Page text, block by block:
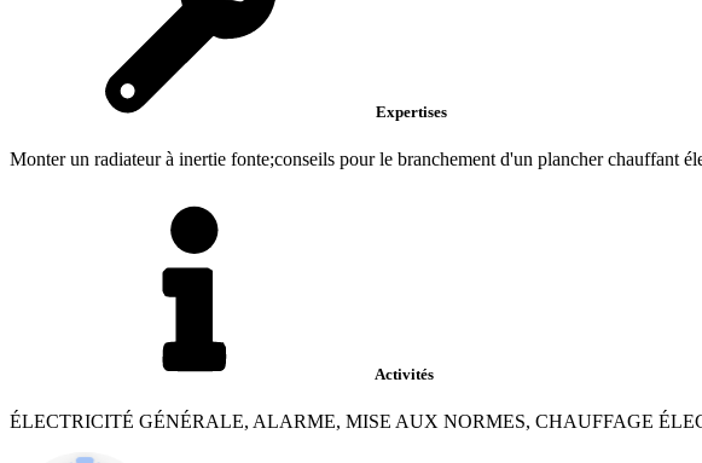
Expertises
Monter un radiateur à inertie fonte;conseils pour le branchement d'un plancher chauffant
Activités
ÉLECTRICITÉ GÉNÉRALE, ALARME, MISE AUX NORMES, CHAUFFAGE